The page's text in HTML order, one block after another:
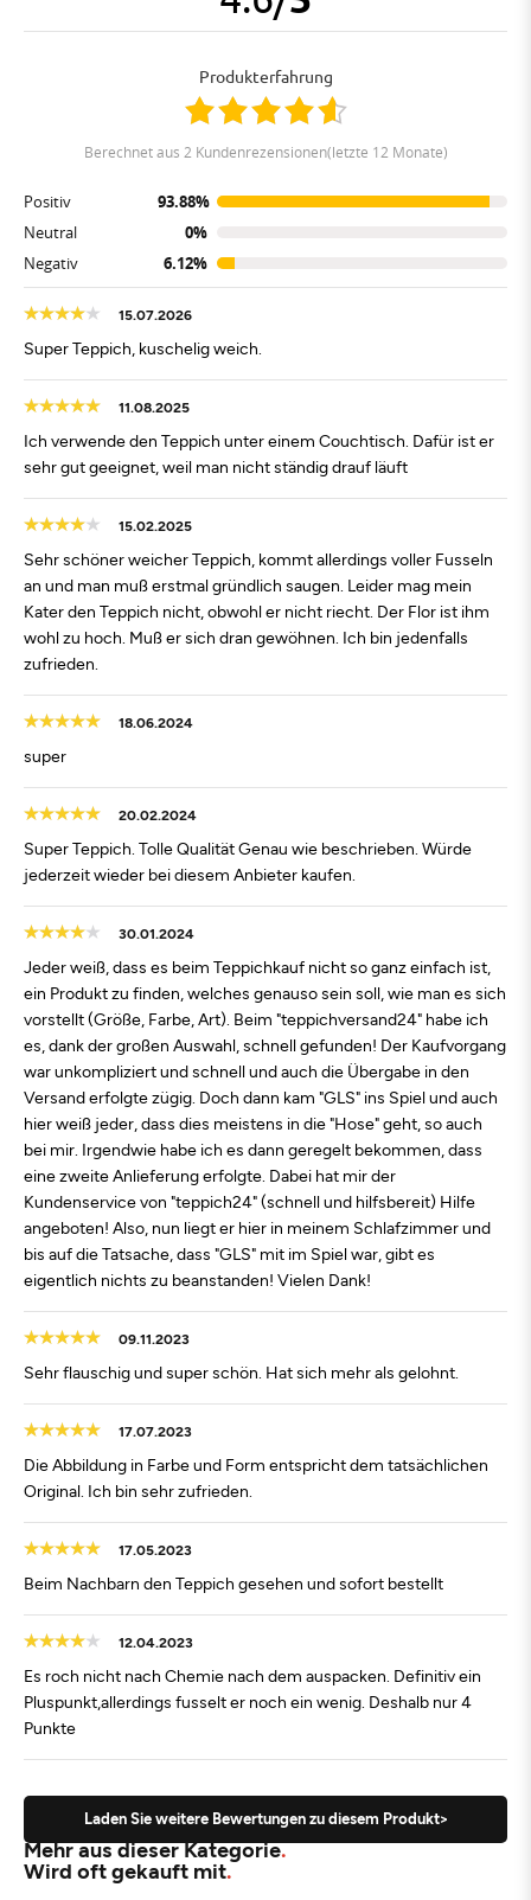
Produkterfahrung
berechnet aus 2 Kundenrezensionen(letzte 12 Monate)
Positiv
93.88%
Neutral
0%
Negativ
6.12%
15.07.2026
Super Teppich, kuschelig weich.
11.08.2025
Ich verwende den Teppich unter einem Couchtisch. Dafür ist er
sehr gut geeignet, weil man nicht ständig drauf läuft
15.02.2025
Sehr schöner weicher Teppich, kommt allerdings voller Fusseln
an und man muß erstmal gründlich saugen. Leider mag mein
Kater den Teppich nicht, obwohl er nicht riecht. Der Flor ist ihm
wohl zu hoch. Muß er sich dran gewöhnen. Ich bin jedenfalls
zufrieden.
18.06.2024
super
20.02.2024
Super Teppich. Tolle Qualität Genau wie beschrieben. Würde
jederzeit wieder bei diesem Anbieter kaufen.
30.01.2024
Jeder weiß, dass es beim Teppichkauf nicht so ganz einfach ist,
ein Produkt zu finden, welches genauso sein soll, wie man es sich
vorstellt (Größe, Farbe, Art). Beim "teppichversand24" habe ich
es, dank der großen Auswahl, schnell gefunden! Der Kaufvorgang
war unkompliziert und schnell und auch die Übergabe in den
Versand erfolgte zügig. Doch dann kam "GLS" ins Spiel und auch
hier weiß jeder, dass dies meistens in die "Hose" geht, so auch
bei mir. Irgendwie habe ich es dann geregelt bekommen, dass
eine zweite Anlieferung erfolgte. Dabei hat mir der
Kundenservice von "teppich24" (schnell und hilfsbereit) Hilfe
angeboten! Also, nun liegt er hier in meinem Schlafzimmer und
bis auf die Tatsache, dass "GLS" mit im Spiel war, gibt es
eigentlich nichts zu beanstanden! Vielen Dank!
09.11.2023
Sehr flauschig und super schön. Hat sich mehr als gelohnt.
17.07.2023
Die Abbildung in Farbe und Form entspricht dem tatsächlichen
Original. Ich bin sehr zufrieden.
17.05.2023
Beim Nachbarn den Teppich gesehen und sofort bestellt
12.04.2023
Es roch nicht nach Chemie nach dem auspacken. Definitiv ein
Pluspunkt,allerdings fusselt er noch ein wenig. Deshalb nur 4
Punkte
Laden Sie weitere Bewertungen zu diesem Produkt>
Mehr aus dieser Kategorie
Wird oft gekauft mit